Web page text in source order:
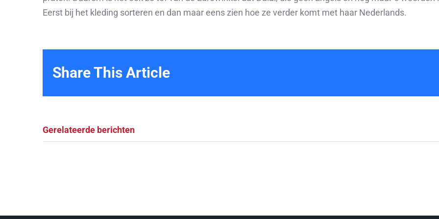
Eerst bij het kleding sorteren en dan maar eens zien hoe ze verder komt met haar Nederlands.
Share This Article
Gerelateerde berichten